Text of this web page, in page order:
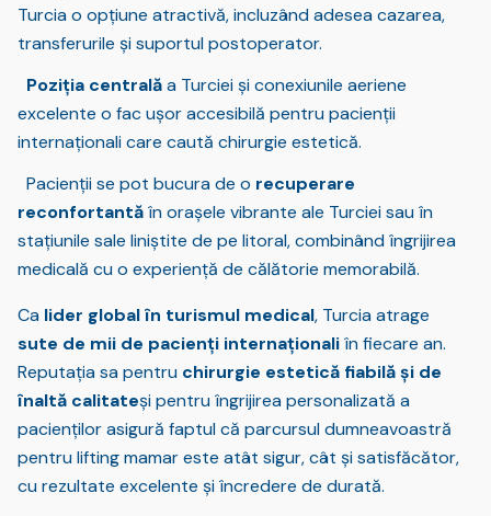
Turcia o opțiune atractivă, incluzând adesea cazarea,
transferurile și suportul postoperator.
Poziția centralăa Turciei și conexiunile aeriene
excelente o fac ușor accesibilă pentru pacienții
internaționali care caută chirurgie estetică.
Pacienții se pot bucura de o recuperare
reconfortantăîn orașele vibrante ale Turciei sau în
stațiunile sale liniștite de pe litoral, combinând îngrijirea
medicală cu o experiență de călătorie memorabilă.
Ca lider global în turismul medical, Turcia atrage
sute de mii de pacienți internaționaliîn fiecare an.
Reputația sa pentru chirurgie estetică fiabilă și de
înaltă calitateși pentru îngrijirea personalizată a
pacienților asigură faptul că parcursul dumneavoastră
pentru lifting mamar este atât sigur, cât și satisfăcător,
cu rezultate excelente și încredere de durată.